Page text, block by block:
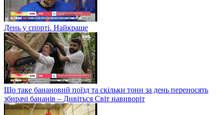
День у спорті. Найкраще
Що таке банановий поїзд та скільки тонн за день переносять
збирачі бананів – Дивіться Світ навиворіт